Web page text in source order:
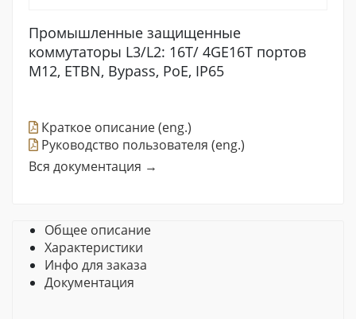
Промышленные защищенные
коммутаторы L3/L2: 16T/ 4GE16T портов
М12, ETBN, Bypass, PoE, IP65
Краткое описание (eng.)
Руководство пользователя (eng.)
Вся документация →
Общее описание
Характеристики
Инфо для заказа
Документация